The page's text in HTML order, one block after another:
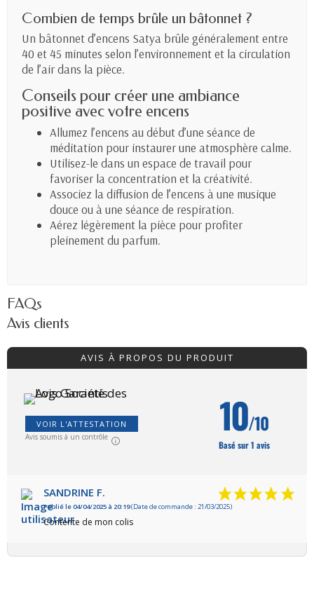
Combien de temps brûle un bâtonnet ?
Un bâtonnet d’encens Satya brûle généralement entre
40 et 45 minutes selon l’environnement et la circulation
de l’air dans la pièce.
Conseils pour créer une ambiance
positive avec votre encens
Allumez l’encens au début d’une séance de
méditation pour instaurer une atmosphère calme.
Utilisez-le dans un espace de travail pour
favoriser la concentration et la créativité.
Associez la diffusion de l’encens à une musique
douce ou à une séance de respiration.
Aérez légèrement la pièce pour profiter
pleinement du parfum.
FAQs
Avis clients
AVIS À PROPOS DU PRODUIT
VOIR L'ATTESTATION
Avis soumis à un contrôle 10/10
Basé sur 1 avis
SANDRINE F.
Publié le 04/04/2025 à 20:19(Date de commande : 21/03/2025)
Contente de mon colis